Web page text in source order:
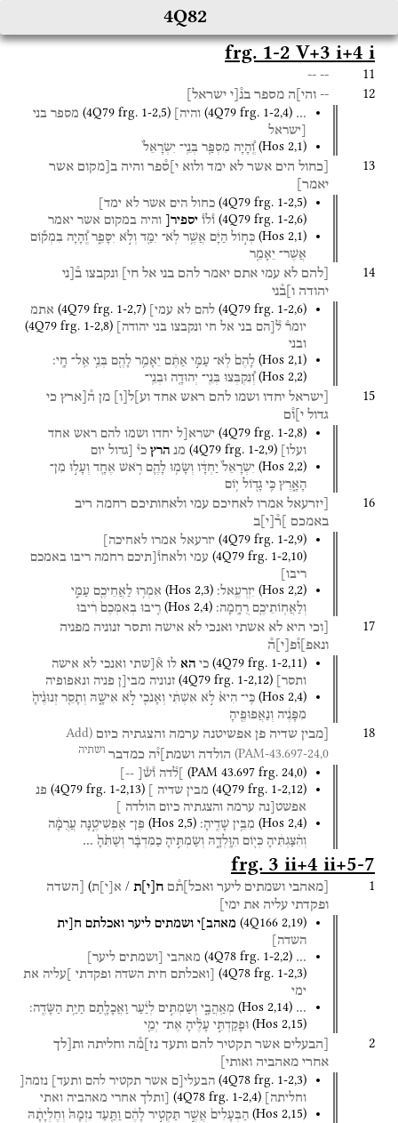
4Q82
frg. 1-2 V+3 i+4 i
11
--
--
12
-- והי]ה מספר בנ֯[י ישראל]
…
(4Q79 frg. 1-2,4) והיה] (4Q79 frg. 1-2,5) מספר בני
[ישראל
(Hos 2,1) וְֽ֠הָיָה מִסְפַּ֤ר בְּנֵֽי־ יִשְׂרָאֵל֙
13 [כחול הים אשר לא ימד ולוא י]ס֯פר והיה ב[מקום אשר
יאמר]
(4Q79 frg. 1-2,5) כחול הים אשר לא ימד]
(4Q79 frg. 1-2,6) ו֯לו֯ יספיר[ והיה במקום אשר יאמר
(Hos 2,1) כְּח֣וֹל הַיָּ֔ם אֲשֶׁ֥ר לֹֽא־ יִמַּ֖ד וְלֹ֣א יִסָּפֵ֑ר וְֽ֠הָיָה בִּמְק֞וֹם
אֲשֶׁר־ יֵאָמֵ֤ר
14 [להם לא עמי אתם יאמר להם בני אל חי] ונקבצו ב֯[ני
יהודה ו]ב֯ני
(4Q79 frg. 1-2,6) להם לא עמי] (4Q79 frg. 1-2,7)
אתמ
יומר֯ ל֯[הם בני אל חי ונקבצו בני יהודה] (4Q79 frg. 1-2,8)
ובני
(Hos 2,1) לָהֶם֙ לֹֽא־ עַמִּ֣י אַתֶּ֔ם יֵאָמֵ֥ר לָהֶ֖ם בְּנֵ֥י אֵֽל־ חָֽי׃
(Hos 2,2) וְ֠נִקְבְּצוּ בְּנֵֽי־ יְהוּדָ֤ה וּבְנֵֽי־
15 [ישראל יחדו ושמו להם ראש אחד וע]ל ו מן ה֯[ארץ כי
גדול י]ו֯ם
(4Q79 frg. 1-2,8) ישרא[ל יחדו ושמו להם ראש אחד
ועלו]
(4Q79 frg. 1-2,9) מנ הרץ כי֯ [גדול יום
(Hos 2,2) יִשְׂרָאֵל֙ יַחְדָּ֔ו וְשָׂמ֥וּ לָהֶ֛ם רֹ֥אשׁ אֶחָ֖ד וְעָל֣וּ מִן־
הָאָ֑רֶץ כִּ֥י גָד֖וֹל י֥וֹם
16 [יזרעאל אמרו לאחיכם עמי ולאחותיכם רחמה ריב
באמכם
]ר֯ י ב
(4Q79 frg. 1-2,9) יזרעאל אמרו לאחיכה]
(4Q79 frg. 1-2,10) עמי ולאחו֯[תיכם רחמה ריבו באמכם
ריבו]
(Hos 2,2) יִזְרְעֶֽאל׃ (Hos 2,3) אִמְר֥וּ לַאֲחֵיכֶ֖ם עַמִּ֑י
וְלַאֲחֽוֹתֵיכֶ֖ם רֻחָֽמָה׃ (Hos 2,4) רִ֤יבוּ בְאִמְּכֶם֙ רִ֔יבוּ
17 [וכי היא לא אשתי ואנכי לא אישה ותסר זנוניה מפניה
ונאפ]ו֯פ י ה֯
(4Q79 frg. 1-2,11) כי הא לו א֯[שתי ואנכי לא אישה
ותסר]
(4Q79 frg. 1-2,12) זנוניה מבי[ן פניה ונאפופיה
(Hos 2,4) כִּֽי־ הִיא֙ לֹ֣א אִשְׁתִּ֔י וְאָנֹכִ֖י לֹ֣א אִישָׁ֑הּ וְתָסֵ֤ר זְנוּנֶ֙יהָ֙
מִפָּנֶ֔יה וְנַאֲפוּפֶ֖יהָ
18 [מבין שדיה פן אפשיטנה ערמה והצגתיה כיום (Add
PAM-43.697-24,0) הולדה ושמת]י֯ה כמדבר ושתיה
(PAM 43.697 frg. 24,0) ]ל֯דה ו֯ש֯[ --]
(4Q79 frg. 1-2,12) מבין שדיה (4Q79 frg. 1-2,13)
פנ
אפשט[נה ערמה והצגתיה כיום הולדה
(Hos 2,4) מִבֵּ֥ין שָׁדֶֽיהָ׃ (Hos 2,5) פֶּן־ אַפְשִׁיטֶ֣נָּה עֲרֻמָּ֔ה
וְהִ֨צַּגְתִּ֔יהָ כְּי֖וֹם הִוָּֽלְדָ֑הּ וְשַׂמְתִּ֣יהָ כַמִּדְבָּ֗ר וְשַׁתִּ֙הָ֙ …
frg. 3 ii+4 ii+5-7
1 [מאהבי ושמתים ליער ואכל]ת֯ם ח י ת / א י ת)
[השדה
ופקדתי עליה את ימי]
(4Q166 2,19) מאהב]י ושמתים ליער ואכלתם ח[ית
השדה]
…
(4Q78 frg. 1-2,2) מאהבי [ושמתים ליער]
(4Q78 frg. 1-2,3) [ואכלתם חית השדה ופקדתי ]עליה את
ימי
…
(Hos 2,14) מְאַֽהֲבָ֑י וְשַׂמְתִּ֣ים לְיַ֔עַר וַאֲכָלָ֖תַם חַיַּ֥ת הַשָּׂדֶֽה׃
(Hos 2,15) וּפָקַדְתִּ֣י עָלֶ֗יהָ אֶת־ יְמֵ֤י
2 [הבעלים אשר תקטיר להם ותעד נז]מ֯ה וחליתה ות[לך
אחרי מאהביה ואותי]
(4Q78 frg. 1-2,3) הבעלי[ם אשר תקטיר להם ותעד]
נזמה[
וחליתה]
(4Q78 frg. 1-2,4) [ותלך אחרי מאהביה ואתי
(Hos 2,15) הַבְּעָלִים֙ אֲשֶׁ֣ר תַּקְטִ֣יר לָהֶ֔ם וַתַּ֤עַד נִזְמָהּ֙ וְחֶלְיָתָ֔הּ